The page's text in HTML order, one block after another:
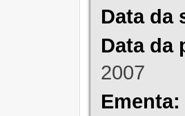
Data da
Data da
2007
Ementa: